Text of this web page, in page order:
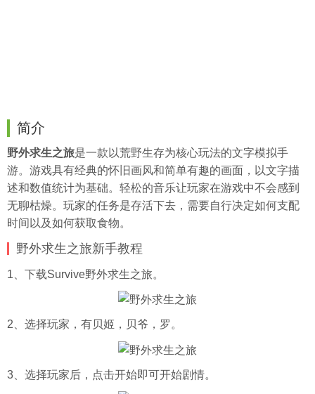
简介
野外求生之旅是一款以荒野生存为核心玩法的文字模拟手
游。游戏具有经典的怀旧画风和简单有趣的画面，以文字描
述和数值统计为基础。轻松的音乐让玩家在游戏中不会感到
无聊枯燥。玩家的任务是存活下去，需要自行决定如何支配
时间以及如何获取食物。
野外求生之旅新手教程
1、下载Survive野外求生之旅。
2、选择玩家，有贝姬，贝爷，罗。
3、选择玩家后，点击开始即可开始剧情。